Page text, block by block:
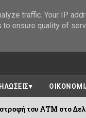
Δελβινάκι είναι
traffic. Your IP
ensure quality of